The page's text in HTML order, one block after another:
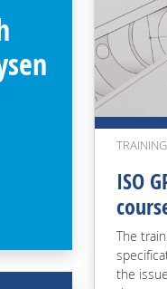
ISO
The
the